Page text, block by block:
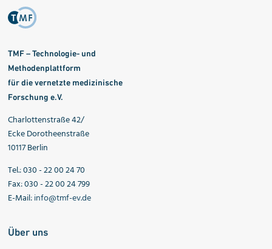
TMF – Technologie- und
Methodenplattform
für die vernetzte medizinische
Forschung e.V.
Charlottenstraße 42/
Ecke Dorotheenstraße
10117 Berlin
Tel.: 030 - 22 00 24 70
Fax: 030 - 22 00 24 799
E-Mail:info@tmf-ev.de
Über uns